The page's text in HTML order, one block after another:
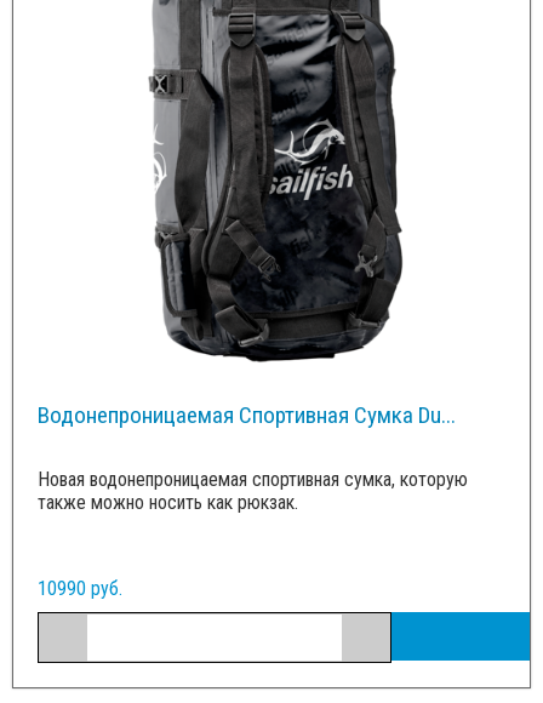
Водонепроницаемая Спортивная Сумка Du...
Новая водонепроницаемая спортивная сумка, которую
также можно носить как рюкзак.
10990 руб.